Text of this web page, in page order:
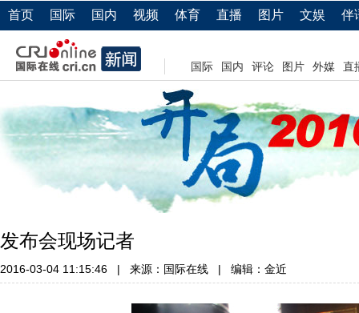
首页 国际 国内 视频 体育 直播 图片 文娱 伴
国际 国内 评论 图片 外媒 直
发布会现场记者
2016-03-04 11:15:46 | 来源：国际在线 | 编辑：金近